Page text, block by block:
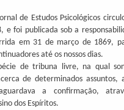
de Estudos Psicológicos
e foi publicada sob a
em 31 de março de 1869,
até os nossos dias.
de tribuna livre, na qual
de determinados assuntos,
a confirmação,
dos Espíritos.